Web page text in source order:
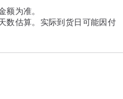
为准。
数估算。实际到货日可能因付